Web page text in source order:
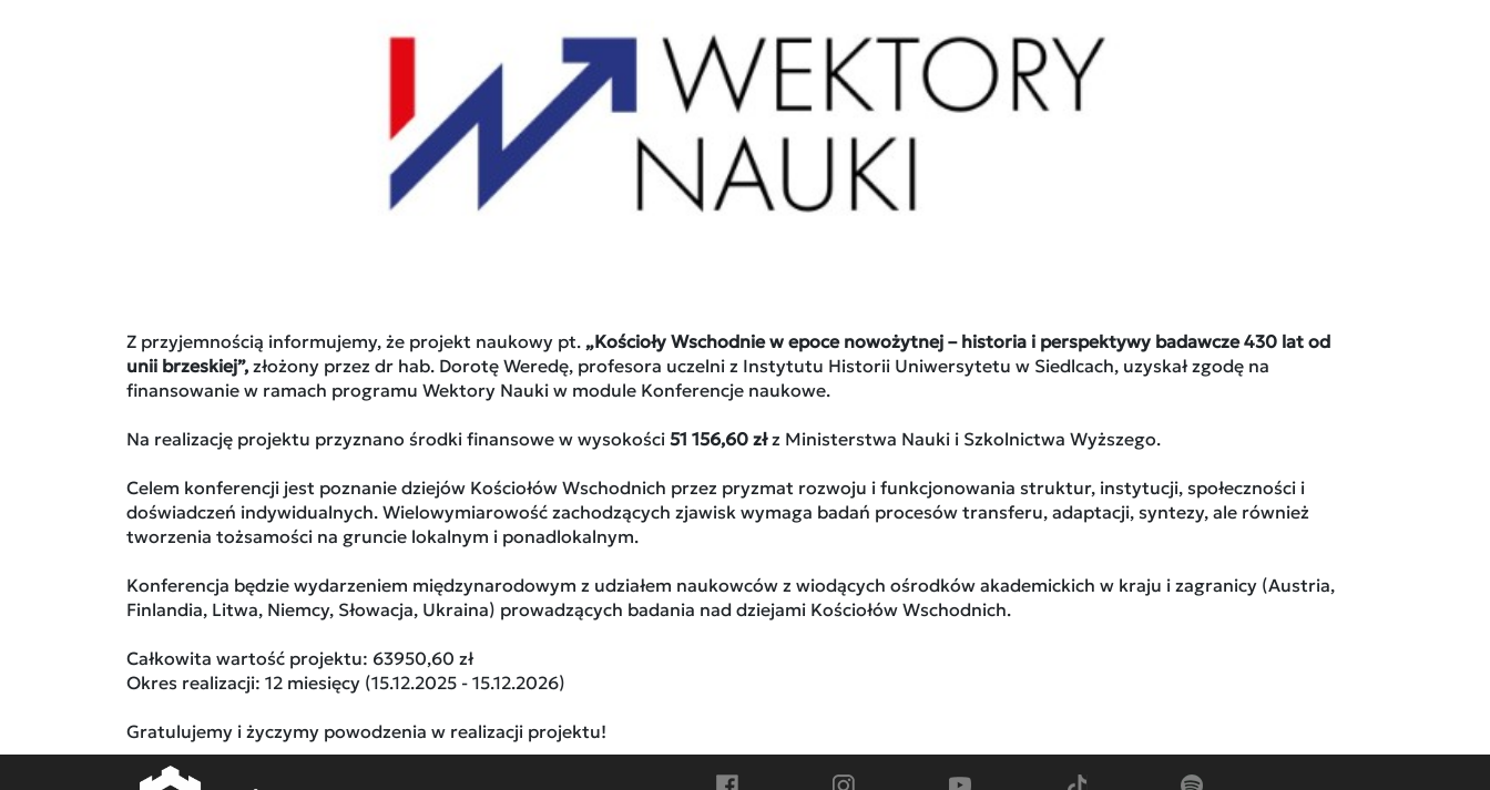
Z przyjemnością informujemy, że projekt naukowy pt. „Kościoły Wschodnie w epoce nowożytnej – historia i perspektywy badawcze 430 lat od
unii brzeskiej”, złożony przez dr hab. Dorotę Weredę, profesora uczelni z Instytutu Historii Uniwersytetu w Siedlcach, uzyskał zgodę na
finansowanie w ramach programu Wektory Nauki w module Konferencje naukowe.
Na realizację projektu przyznano środki finansowe w wysokości 51 156,60 złz Ministerstwa Nauki i Szkolnictwa Wyższego.
Celem konferencji jest poznanie dziejów Kościołów Wschodnich przez pryzmat rozwoju i funkcjonowania struktur, instytucji, społeczności i
doświadczeń indywidualnych. Wielowymiarowość zachodzących zjawisk wymaga badań procesów transferu, adaptacji, syntezy, ale również
tworzenia tożsamości na gruncie lokalnym i ponadlokalnym.
Konferencja będzie wydarzeniem międzynarodowym z udziałem naukowców z wiodących ośrodków akademickich w kraju i zagranicy (Austria,
Finlandia, Litwa, Niemcy, Słowacja, Ukraina) prowadzących badania nad dziejami Kościołów Wschodnich.
Całkowita wartość projektu: 63950,60 zł
Okres realizacji: 12 miesięcy (15.12.2025 - 15.12.2026)
Gratulujemy i życzymy powodzenia w realizacji projektu!